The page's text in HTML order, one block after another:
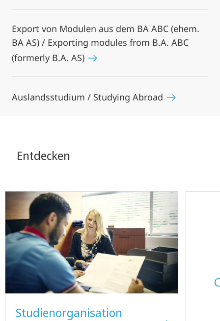
Export von Modulen aus dem BA ABC (ehem.
BA AS) / Exporting modules from B.A. ABC
(formerly B.A. AS)
Auslandsstudium / Studying Abroad
Entdecken
Studienorganisation